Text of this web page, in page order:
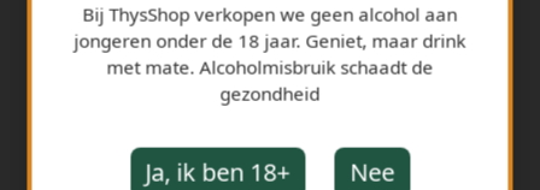
Bij ThysShop verkopen we geen alcohol aan
jongeren onder de 18 jaar. Geniet, maar drink
met mate. Alcoholmisbruik schaadt de
gezondheid
Ja, ik ben 18+ Nee